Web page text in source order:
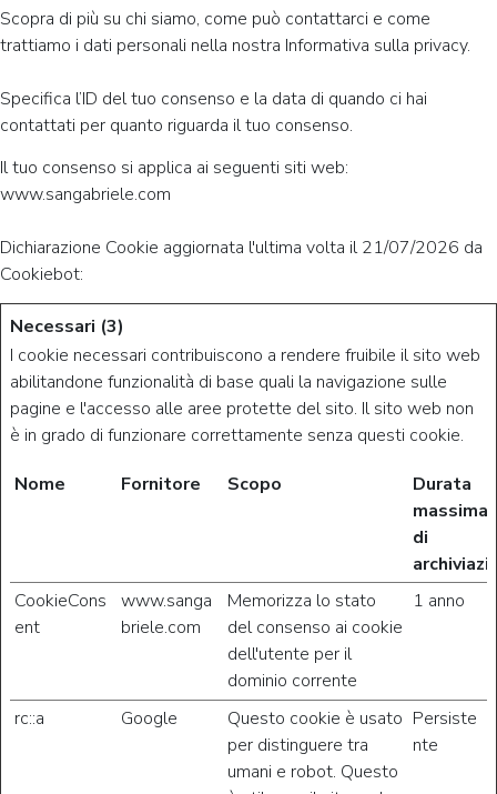
Scopra di più su chi siamo, come può contattarci e come
trattiamo i dati personali nella nostra Informativa sulla privacy.
Specifica l’ID del tuo consenso e la data di quando ci hai
contattati per quanto riguarda il tuo consenso.
Il tuo consenso si applica ai seguenti siti web:
www.sangabriele.com
Dichiarazione Cookie aggiornata l'ultima volta il 21/07/2026 da
Cookiebot:
Necessari (3)
I cookie necessari contribuiscono a rendere fruibile il sito web
abilitandone funzionalità di base quali la navigazione sulle
pagine e l'accesso alle aree protette del sito. Il sito web non
è in grado di funzionare correttamente senza questi cookie.
Nome
Fornitore Scopo
Durata
massima
di
CookieCons
ent
www.sanga
briele.com
Memorizza lo stato
del consenso ai cookie
dell'utente per il
dominio corrente
1 anno
rc::a Google
Questo cookie è usato
per distinguere tra
umani e robot. Questo
Persiste
nte